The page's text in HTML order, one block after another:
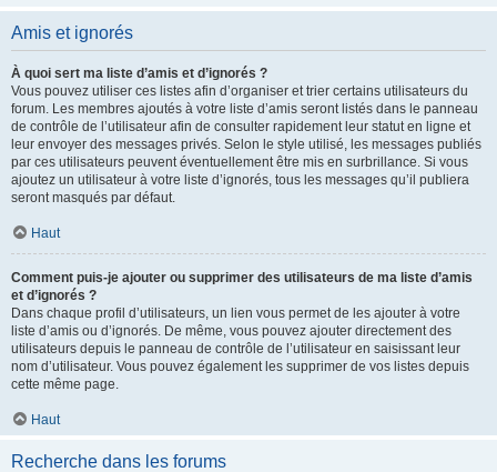
Amis et ignorés
À quoi sert ma liste d’amis et d’ignorés ?
Vous pouvez utiliser ces listes afin d’organiser et trier certains utilisateurs du
forum. Les membres ajoutés à votre liste d’amis seront listés dans le panneau
de contrôle de l’utilisateur afin de consulter rapidement leur statut en ligne et
leur envoyer des messages privés. Selon le style utilisé, les messages publiés
par ces utilisateurs peuvent éventuellement être mis en surbrillance. Si vous
ajoutez un utilisateur à votre liste d’ignorés, tous les messages qu’il publiera
seront masqués par défaut.
Haut
Comment puis-je ajouter ou supprimer des utilisateurs de ma liste d’amis
et d’ignorés ?
Dans chaque profil d’utilisateurs, un lien vous permet de les ajouter à votre
liste d’amis ou d’ignorés. De même, vous pouvez ajouter directement des
utilisateurs depuis le panneau de contrôle de l’utilisateur en saisissant leur
nom d’utilisateur. Vous pouvez également les supprimer de vos listes depuis
cette même page.
Haut
Recherche dans les forums